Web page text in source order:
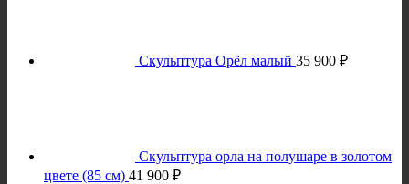
Скульптура Орёл малый 35 900 ₽
Скульптура орла на полушаре в золотом
цвете (85 см) 41 900 ₽